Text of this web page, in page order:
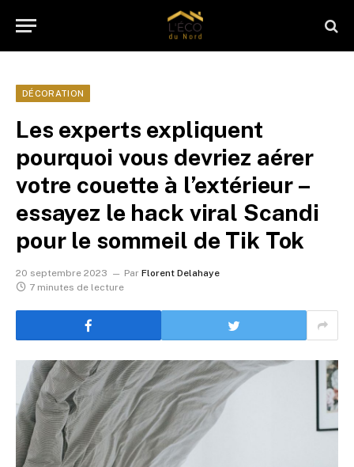
DÉCORATION
Les experts expliquent
pourquoi vous devriez aérer
votre couette à l’extérieur –
essayez le hack viral Scandi
pour le sommeil de Tik Tok
20 septembre 2023 Par Florent Delahaye
7 minutes de lecture